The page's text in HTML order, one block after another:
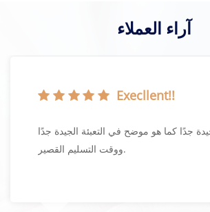
آراء العملاء
Execllent!!
جدًا كما هو موضح في التعبئة الجيدة جدًا
ووقت التسليم القصير.